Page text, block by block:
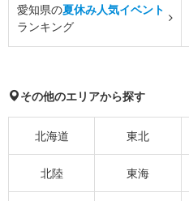
愛知県の夏休み人気イベント
ランキング
その他のエリアから探す
北海道 東北
北陸 東海